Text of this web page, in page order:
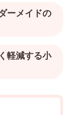
ーメイドの
軽減する小